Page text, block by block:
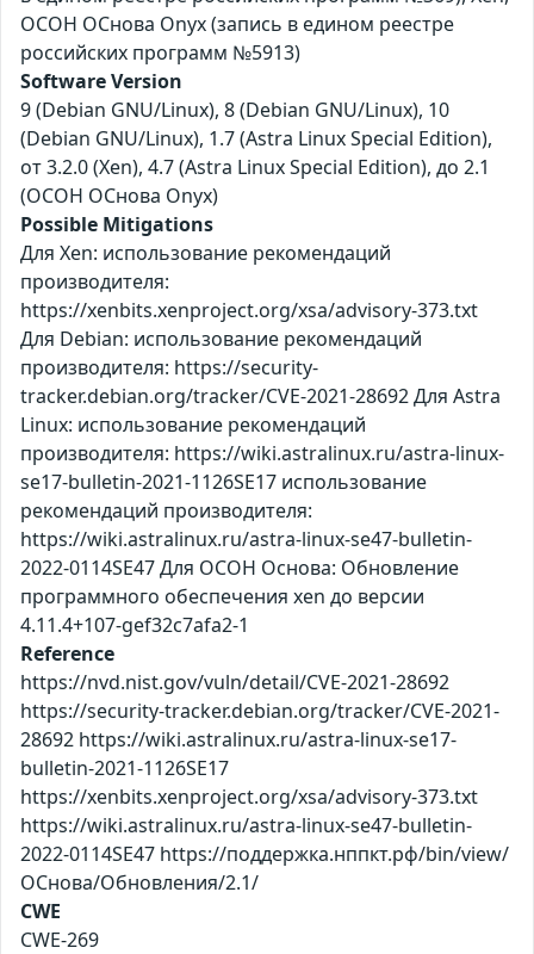
ОСОН ОСнова Оnyx (запись в едином реестре
российских программ №5913)
Software Version
9 (Debian GNU/Linux), 8 (Debian GNU/Linux), 10
(Debian GNU/Linux), 1.7 (Astra Linux Special Edition),
от 3.2.0 (Xen), 4.7 (Astra Linux Special Edition), до 2.1
(ОСОН ОСнова Оnyx)
Possible Mitigations
Для Xen: использование рекомендаций
производителя:
https://xenbits.xenproject.org/xsa/advisory-373.txt
Для Debian: использование рекомендаций
производителя: https://security-
tracker.debian.org/tracker/CVE-2021-28692 Для Astra
Linux: использование рекомендаций
производителя: https://wiki.astralinux.ru/astra-linux-
se17-bulletin-2021-1126SE17 использование
рекомендаций производителя:
https://wiki.astralinux.ru/astra-linux-se47-bulletin-
2022-0114SE47 Для ОСОН Основа: Обновление
программного обеспечения xen до версии
4.11.4+107-gef32c7afa2-1
Reference
https://nvd.nist.gov/vuln/detail/CVE-2021-28692
https://security-tracker.debian.org/tracker/CVE-2021-
28692 https://wiki.astralinux.ru/astra-linux-se17-
bulletin-2021-1126SE17
https://xenbits.xenproject.org/xsa/advisory-373.txt
https://wiki.astralinux.ru/astra-linux-se47-bulletin-
2022-0114SE47 https://поддержка.нппкт.рф/bin/view/
ОСнова/Обновления/2.1/
CWE
CWE-269